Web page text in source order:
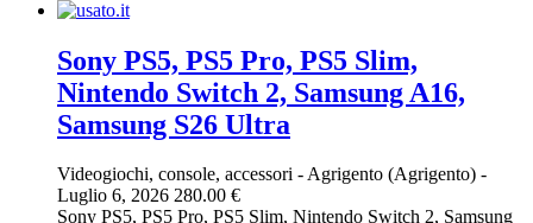
Sony PS5, PS5 Pro, PS5 Slim,
Nintendo Switch 2, Samsung A16,
Samsung S26 Ultra
Videogiochi, console, accessori -Agrigento (Agrigento) -
Luglio 6, 2026 280.00 €
Sony PS5, PS5 Pro, PS5 Slim, Nintendo Switch 2, Samsung